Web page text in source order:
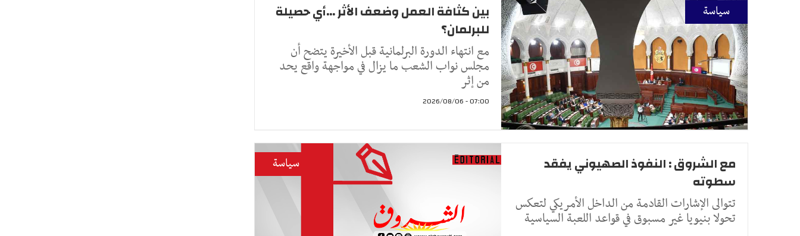
سياسة
بين كثافة العمل وضعف الأثر ...أي حصيلة
للبرلمان؟
مع انتهاء الدورة البرلمانية قبل الأخيرة يتضح أن
مجلس نواب الشعب ما يزال في مواجهة واقع يحد
من إثر
07:00 - 2026/08/06
سياسة
مع الشروق : النفوذ الصهيوني يفقد
سطوته
تتوالى الإشارات القادمة من الداخل الأمريكي لتعكس
تحولا بنيويا غير مسبوق في قواعد اللعبة السياسية